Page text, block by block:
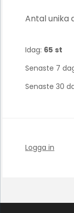
Antal unika
Idag: 65 st
Senaste 7
Senaste 30
Logga in